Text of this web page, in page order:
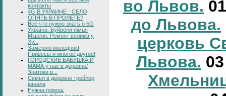
контакты
4G В УКРАИНЕ - СЕЛО
ОПЯТЬ В ПРОЛЁТЕ?
Все что нужно знать о 5G
Україна. Буйволи німця
Мішеля. Ремонт великів у
Ху...
Замеряю молодняк!
Привесы и многое другое!
ГОРОДСКИЕ БАБУШКА И
МАМА у нас в деревне/
Знатоки в...
Семья в деревне трейлер
канала
Нужна помощ
во Львов.
до Львова.
церковь
Львова.